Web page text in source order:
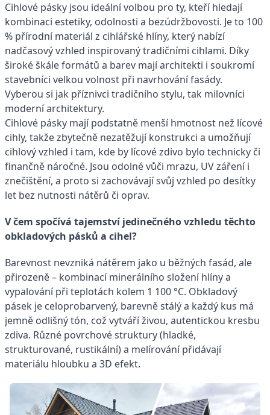
Cihlové pásky jsou ideální volbou pro ty, kteří hledají
kombinaci estetiky, odolnosti a bezúdržbovosti. Je to 100
% přírodní materiál z cihlářské hlíny, který nabízí
nadčasový vzhled inspirovaný tradičními cihlami. Díky
široké škále formátů a barev mají architekti i soukromí
stavebníci velkou volnost při navrhování fasády.
Vyberou si jak příznivci tradičního stylu, tak milovníci
moderní architektury.
Cihlové pásky mají podstatně menší hmotnost než lícové
cihly, takže zbytečně nezatěžují konstrukci a umožňují
cihlový vzhled i tam, kde by lícové zdivo bylo technicky či
finančně náročné. Jsou odolné vůči mrazu, UV záření i
znečištění, a proto si zachovávají svůj vzhled po desítky
let bez nutnosti nátěrů či oprav.
V čem spočívá tajemství jedinečného vzhledu těchto
obkladových pásků a cihel?
Barevnost nevzniká nátěrem jako u běžných fasád, ale
přirozeně – kombinací minerálního složení hlíny a
vypalování při teplotách kolem 1 100 °C. Obkladový
pásek je celoprobarvený, barevně stálý a každý kus má
jemně odlišný tón, což vytváří živou, autentickou kresbu
zdiva. Různé povrchové struktury (hladké,
strukturované, rustikální) a melírování přidávají
materiálu hloubku a 3D efekt.